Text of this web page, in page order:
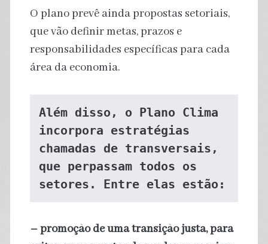
O plano prevê ainda propostas setoriais,
que vão definir metas, prazos e
responsabilidades específicas para cada
área da economia.
Além disso, o Plano Clima
incorpora estratégias
chamadas de transversais,
que perpassam todos os
setores. Entre elas estão:
– promoção de uma transição justa, para